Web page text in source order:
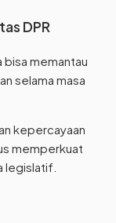
DPR
bisa memantau
selama masa
kepercayaan
memperkuat
legislatif.